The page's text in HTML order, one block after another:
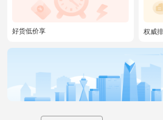
好货低价享 权威